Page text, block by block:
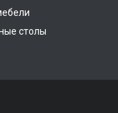
столы